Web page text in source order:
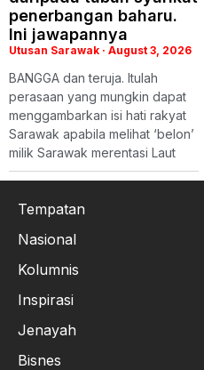
penerbangan baharu.
Ini jawapannya
Utusan Sarawak August 3, 2026
BANGGA dan teruja. Itulah
perasaan yang mungkin dapat
menggambarkan isi hati rakyat
Sarawak apabila melihat ‘belon’
milik Sarawak merentasi Laut
Tempatan
Nasional
Kolumnis
Inspirasi
Jenayah
Bisnes